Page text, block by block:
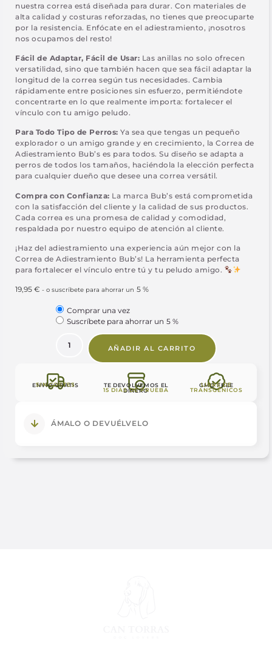
nuestra correa está diseñada para durar. Con materiales de
alta calidad y costuras reforzadas, no tienes que preocuparte
por la resistencia. Enfócate en el adiestramiento, ¡nosotros
nos ocupamos del resto!
Fácil de Adaptar, Fácil de Usar: Las anillas no solo ofrecen
versatilidad, sino que también hacen que sea fácil adaptar la
longitud de la correa según tus necesidades. Cambia
rápidamente entre posiciones sin esfuerzo, permitiéndote
concentrarte en lo que realmente importa: fortalecer el
vínculo con tu amigo peludo.
Para Todo Tipo de Perros: Ya sea que tengas un pequeño
explorador o un amigo grande y en crecimiento, la Correa de
Adiestramiento Bub’s es para todos. Su diseño se adapta a
perros de todos los tamaños, haciéndola la elección perfecta
para cualquier dueño que desee una correa versátil.
Compra con Confianza: La marca Bub’s está comprometida
con la satisfacción del cliente y la calidad de sus productos.
Cada correa es una promesa de calidad y comodidad,
respaldada por nuestro equipo de atención al cliente.
¡Haz del adiestramiento una experiencia aún mejor con la
Correa de Adiestramiento Bub’s! La herramienta perfecta
para fortalecer el vínculo entre tú y tu peludo amigo.
19,95 € - o suscríbete para ahorrar un 5 %
Comprar una vez
Suscríbete para ahorrar un 5 %
AÑADIR AL CARRITO
ENVÍO GRATIS
SIN COSTES
TE DEVOLVEMOS EL
DINERO
15 DIAS DE PRUEBA
GMO FREE
LIBRE DE
TRANSGÉNICOS
ÁMALO O DEVUÉLVELO